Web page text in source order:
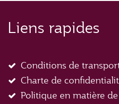
Liens rapides
Conditions de
Charte de
Politique en matière